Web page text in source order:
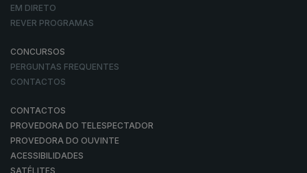
EM DIRETO
REVER PROGRAMAS
CONCURSOS
PERGUNTAS FREQUENTES
CONTACTOS
CONTACTOS
PROVEDORA DO TELESPECTADOR
PROVEDORA DO OUVINTE
ACESSIBILIDADES
SATÉLITES